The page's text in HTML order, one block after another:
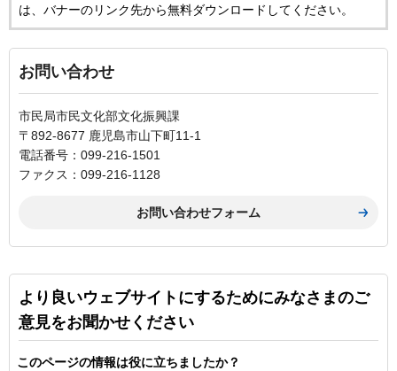
は、バナーのリンク先から無料ダウンロードしてください。
お問い合わせ
市民局市民文化部文化振興課
〒892-8677 鹿児島市山下町11-1
電話番号：099-216-1501
ファクス：099-216-1128
より良いウェブサイトにするためにみなさまのご
意見をお聞かせください
このページの情報は役に立ちましたか？